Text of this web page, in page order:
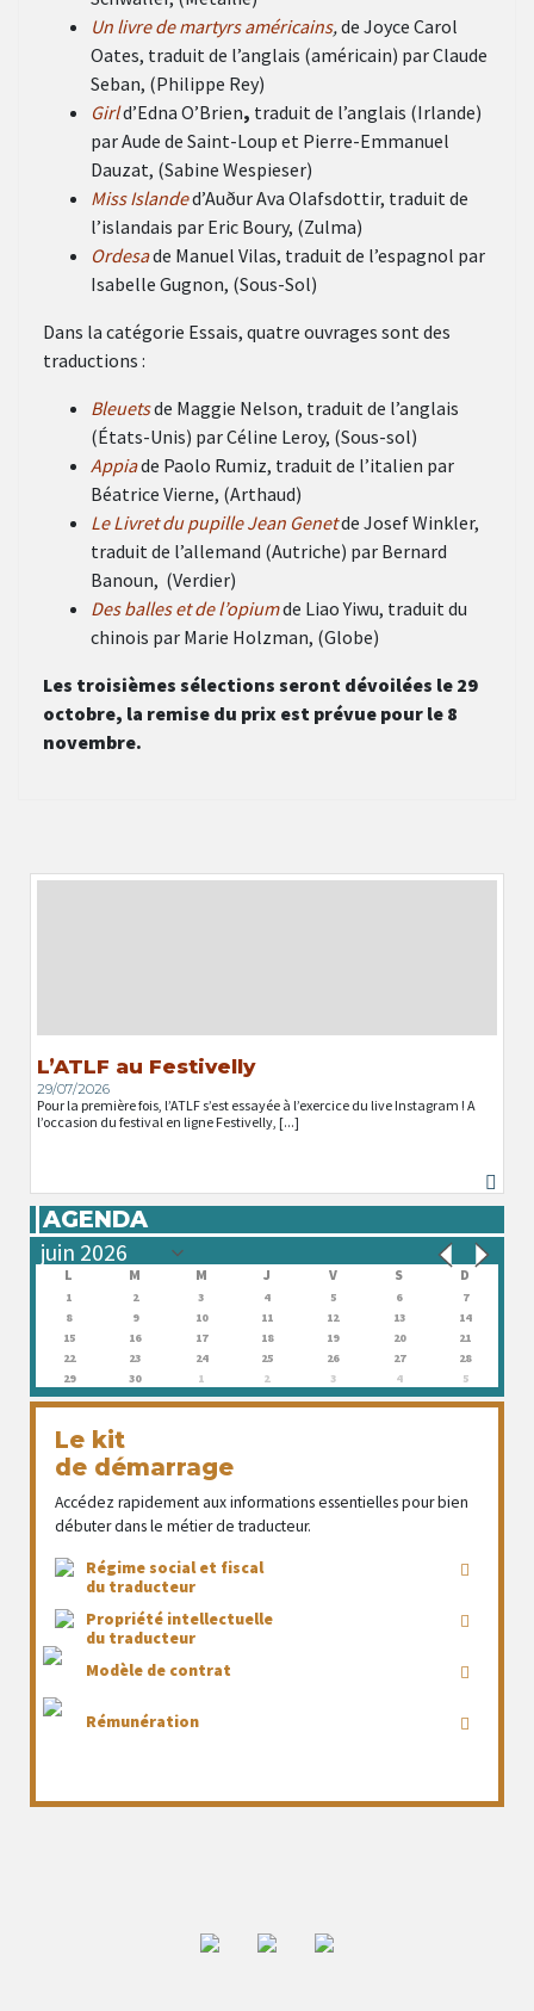
Un livre de martyrs américains,de Joyce Carol
Oates, traduit de l’anglais (américain) parClaude
Seban, (Philippe Rey)
Girld’Edna O’Brien, traduit de l’anglais (Irlande)
parAude de Saint-Loup et Pierre-Emmanuel
Dauzat, (Sabine Wespieser)
Miss Islanded’Auður Ava Olafsdottir, traduit de
l’islandais par Eric Boury, (Zulma)
Ordesade Manuel Vilas, traduit de l’espagnol par
Isabelle Gugnon, (Sous-Sol)
Dans la catégorie Essais, quatre ouvrages sont des
traductions :
Bleuetsde Maggie Nelson, traduit de l’anglais
(États-Unis) par Céline Leroy, (Sous-sol)
Appiade Paolo Rumiz, traduit de l’italien par
Béatrice Vierne, (Arthaud)
Le Livret du pupille Jean Genetde Josef Winkler,
traduit de l’allemand (Autriche) par Bernard
Banoun, (Verdier)
Des balles et de l’opiumde Liao Yiwu, traduit du
chinois par Marie Holzman, (Globe)
Les troisièmes sélections seront dévoilées le 29
octobre, la remise du prix est prévue pour le 8
novembre.
L’ATLF au Festivelly
29/07/2026
Pour la première fois, l’ATLF s’est essayée à l’exercice du live Instagram ! A
l’occasion du festival en ligne Festivelly, [...]
AGENDA
L M M J V S D
1 2 3 4 5 6
7
8
9 10 11 12 13
14
15
16 17 18 19 20
21
22
23 24 25 26 27
28
29
30 1 2 3 4 5
Le kit
de démarrage
Accédez rapidement aux informations essentielles pour bien
débuter dans le métier de traducteur.
Régime social et fiscal
du traducteur
Propriété intellectuelle
du traducteur
Modèle de contrat
Rémunération